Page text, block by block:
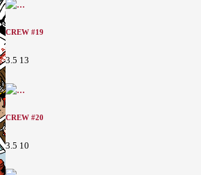
CREW #19
3.5 13
CREW #20
3.5 10